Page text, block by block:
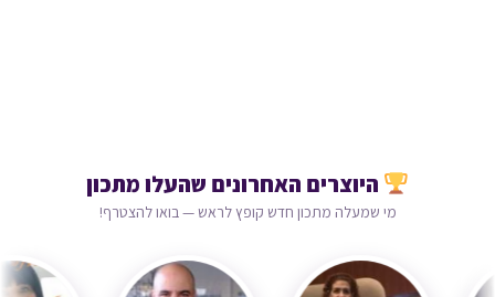
היוצרים האחרונים שהעלו מתכון
מי שמעלה מתכון חדש קופץ לראש — בואו להצטרף!